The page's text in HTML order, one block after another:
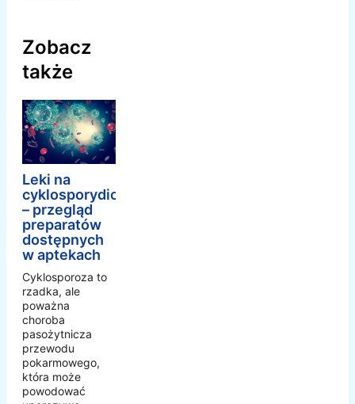
Zobacz
także
Leki na
cyklosporydiozę
– przegląd
preparatów
dostępnych
w aptekach
Cyklosporoza to
rzadka, ale
poważna
choroba
pasożytnicza
przewodu
pokarmowego,
która może
powodować